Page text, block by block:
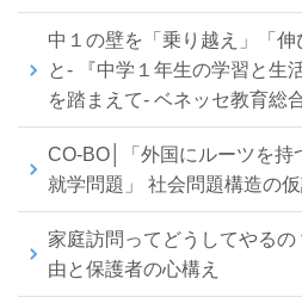
中１の壁を「乗り越え」「伸
と- 『中学１年生の学習と生
を踏まえて- ベネッセ教育総
CO-BO│「外国にルーツを持
就学問題」 社会問題構造の
家庭訪問ってどうしてやる
由と保護者の心構え